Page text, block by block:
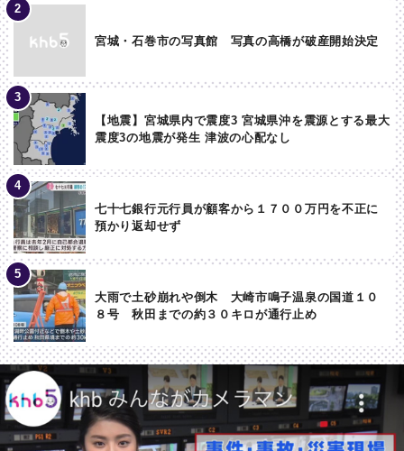
宮城・石巻市の写真館 写真の高橋が破産開始決定
【地震】宮城県内で震度3 宮城県沖を震源とする最大
震度3の地震が発生 津波の心配なし
七十七銀行元行員が顧客から１７００万円を不正に
預かり返却せず
大雨で土砂崩れや倒木 大崎市鳴子温泉の国道１０
８号 秋田までの約３０キロが通行止め